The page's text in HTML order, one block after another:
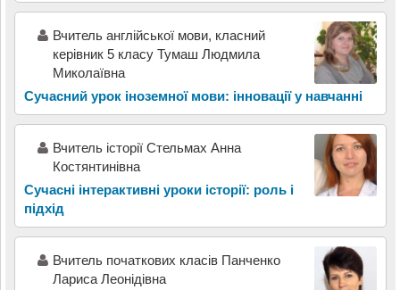
Вчитель англійської мови, класний
керівник 5 класу Тумаш Людмила
Миколаївна
Сучасний урок іноземної мови: інновації у навчанні
Вчитель історії Стельмах Анна
Костянтинівна
Сучасні інтерактивні уроки історії: роль і
підхід
Вчитель початкових класів Панченко
Лариса Леонідівна